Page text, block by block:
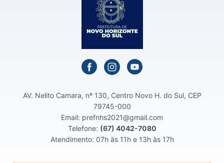
AV. Nelito Camara, nº 130, Centro Novo H. do Sul, CEP
79745-000
Email: prefnhs2021@gmail.com
Telefone: (67) 4042-7080
Atendimento: 07h às 11h e 13h às 17h